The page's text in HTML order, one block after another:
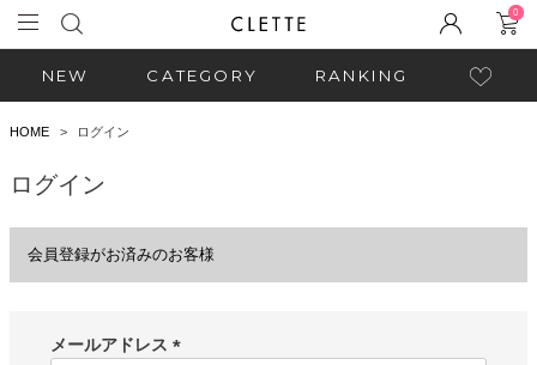
0
NEW CATEGORY RANKING
HOME ログイン
ログイン
会員登録がお済みのお客様
メールアドレス